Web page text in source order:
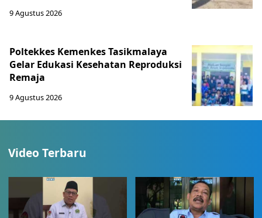
9 Agustus 2026
Poltekkes Kemenkes Tasikmalaya
Gelar Edukasi Kesehatan Reproduksi
Remaja
9 Agustus 2026
Video Terbaru